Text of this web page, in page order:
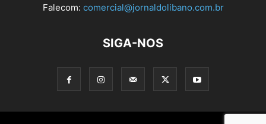
Falecom: comercial@jornaldolibano.com.br
SIGA-NOS